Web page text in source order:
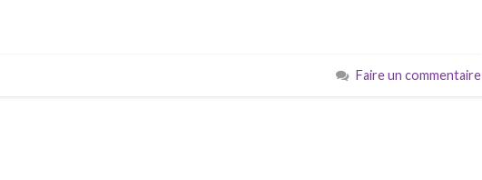
Faire un commentaire